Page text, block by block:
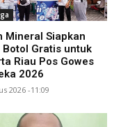
Mineral Siapkan
Botol Gratis untuk
Riau Pos Gowes
2026
2026 -11:09